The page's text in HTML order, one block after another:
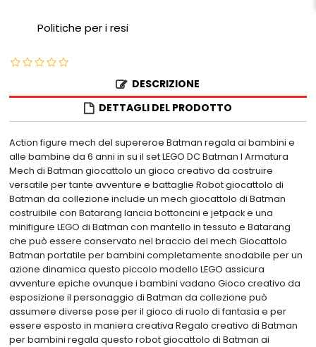
Politiche per i resi
DESCRIZIONE
DETTAGLI DEL PRODOTTO
Action figure mech del supereroe Batman regala ai bambini e
alle bambine da 6 anni in su il set LEGO DC Batman l Armatura
Mech di Batman giocattolo un gioco creativo da costruire
versatile per tante avventure e battaglie Robot giocattolo di
Batman da collezione include un mech giocattolo di Batman
costruibile con Batarang lancia bottoncini e jetpack e una
minifigure LEGO di Batman con mantello in tessuto e Batarang
che può essere conservato nel braccio del mech Giocattolo
Batman portatile per bambini completamente snodabile per un
azione dinamica questo piccolo modello LEGO assicura
avventure epiche ovunque i bambini vadano Gioco creativo da
esposizione il personaggio di Batman da collezione può
assumere diverse pose per il gioco di ruolo di fantasia e per
essere esposto in maniera creativa Regalo creativo di Batman
per bambini regala questo robot giocattolo di Batman ai